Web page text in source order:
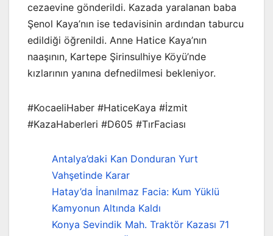
cezaevine gönderildi. Kazada yaralanan baba
Şenol Kaya’nın ise tedavisinin ardından taburcu
edildiği öğrenildi. Anne Hatice Kaya’nın
naaşının, Kartepe Şirinsulhiye Köyü’nde
kızlarının yanına defnedilmesi bekleniyor.
#KocaeliHaber #HaticeKaya #İzmit
#KazaHaberleri #D605 #TırFaciası
Antalya’daki Kan Donduran Yurt
Vahşetinde Karar
Hatay’da İnanılmaz Facia: Kum Yüklü
Kamyonun Altında Kaldı
Konya Sevindik Mah. Traktör Kazası 71